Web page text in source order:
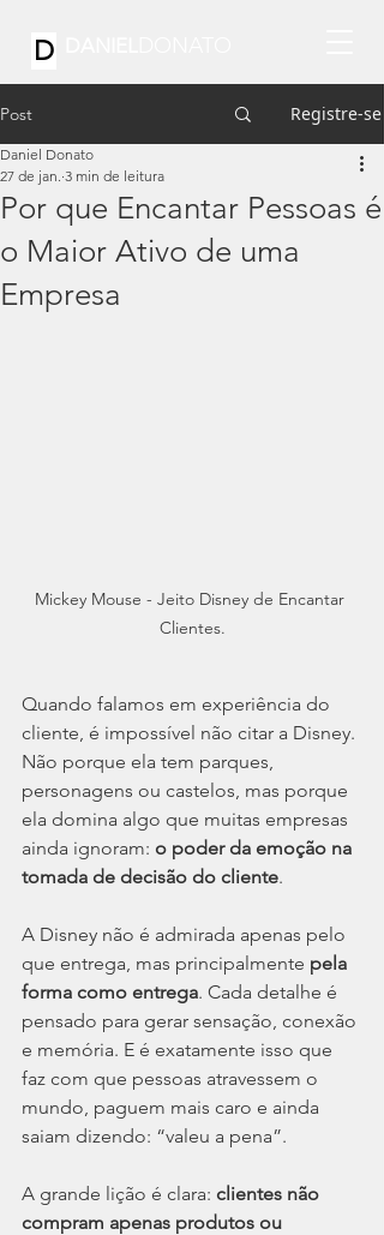
D
Post Registre-se
Por que Encantar Pessoas é
o Maior Ativo de uma
Empresa
Daniel Donato
27 de jan. 3 min de leitura
Mickey Mouse - Jeito Disney de Encantar
Clientes.
Quando falamos em experiência do
cliente, é impossível não citar a Disney.
Não porque ela tem parques,
personagens ou castelos, mas porque
ela domina algo que muitas empresas
ainda ignoram: o poder da emoção na
tomada de decisão do cliente.
A Disney não é admirada apenas pelo
que entrega, mas principalmente pela
forma como entrega. Cada detalhe é
pensado para gerar sensação, conexão
e memória. E é exatamente isso que
faz com que pessoas atravessem o
mundo, paguem mais caro e ainda
saiam dizendo: “valeu a pena”.
A grande lição é clara: clientes não
compram apenas produtos ou